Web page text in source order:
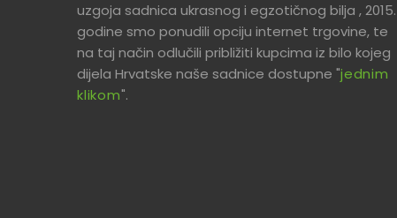
uzgoja sadnica ukrasnog i egzotičnog bilja , 2015.
godine smo ponudili opciju internet trgovine, te
na taj način odlučili približiti kupcima iz bilo kojeg
dijela Hrvatske naše sadnice dostupne "jednim
klikom".